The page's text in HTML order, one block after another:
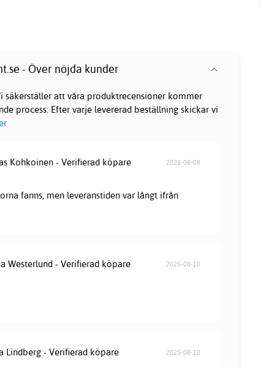
- Över nöjda kunder
säkerställer att våra produktrecensioner kommer
process: Efter varje levererad beställning skickar vi
Kohkoinen - Verifierad köpare 2025-08-08
fanns, men leveranstiden var långt ifrån
Westerlund - Verifierad köpare 2025-08-10
Lindberg - Verifierad köpare 2025-08-10